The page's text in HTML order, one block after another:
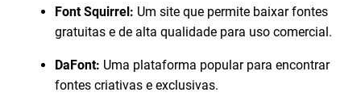
Font Squirrel: Um site que permite baixar fontes
gratuitas e de alta qualidade para uso comercial.
DaFont: Uma plataforma popular para encontrar
fontes criativas e exclusivas.